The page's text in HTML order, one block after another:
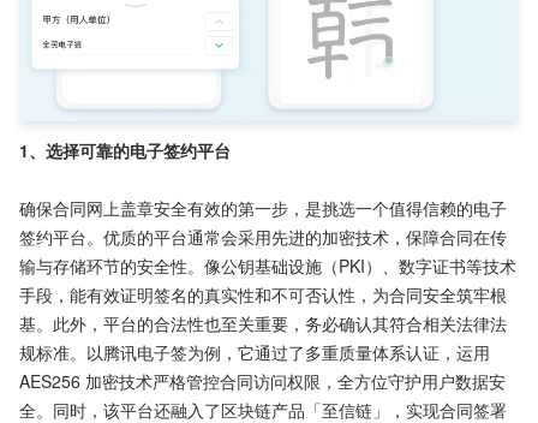
1、选择可靠的电子签约平台
确保合同网上盖章安全有效的第一步，是挑选一个值得信赖的电子
签约平台。优质的平台通常会采用先进的加密技术，保障合同在传
输与存储环节的安全性。像公钥基础设施（PKI）、数字证书等技术
手段，能有效证明签名的真实性和不可否认性，为合同安全筑牢根
基。此外，平台的合法性也至关重要，务必确认其符合相关法律法
规标准。以腾讯电子签为例，它通过了多重质量体系认证，运用
AES256 加密技术严格管控合同访问权限，全方位守护用户数据安
全。同时，该平台还融入了区块链产品「至信链」，实现合同签署